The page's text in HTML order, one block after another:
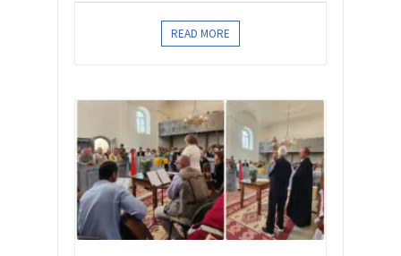
READ MORE